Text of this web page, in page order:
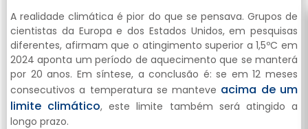
A realidade climática é pior do que se pensava. Grupos de
cientistas da Europa e dos Estados Unidos, em pesquisas
diferentes, afirmam que o atingimento superior a 1,5ºC em
2024 aponta um período de aquecimento que se manterá
por 20 anos. Em síntese, a conclusão é: se em 12 meses
consecutivos a temperatura se manteve acima de um
limite climático, este limite também será atingido a
longo prazo.